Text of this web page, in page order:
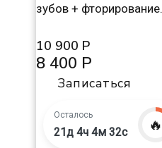
зубов + фторирование.
10 900 Р
8 400 Р
Записаться
Осталось
21д 4ч 4м 31с 🔥